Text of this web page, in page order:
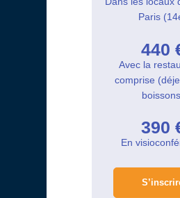
Paris
440
Avec la
comprise
390
En